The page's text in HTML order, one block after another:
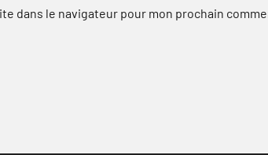
dans le navigateur pour mon prochain